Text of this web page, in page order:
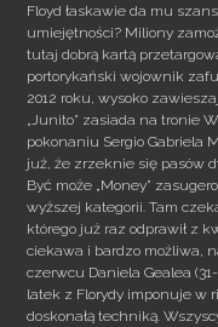
Floyd łaskawie da mu
umiejętności? Miliony
tutaj dobrą kartą
portorykański wojownik
2012 roku, wysoko
„Junito” zasiada na tronie
pokonaniu Sergio Gabriela
już, że zrzeknie się pasów
Być może „Money”
wyższej kategorii. Tam
którego już raz odprawił z
ciekawa i bardzo możliwa,
czerwcu Daniela Gealea (31-
latek z Florydy imponuje w
doskonałą techniką.